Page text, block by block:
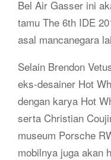
Bel Air Gasser ini
tamu The 6th IDE
asal mancanegara
Selain Brendon
eks-desainer Hot
dengan karya Hot
serta Christian
museum Porsche
mobilnya juga akan